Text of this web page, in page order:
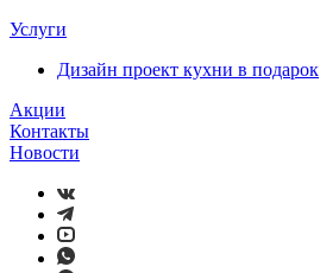
Услуги
Дизайн проект кухни в подарок
Акции
Контакты
Новости